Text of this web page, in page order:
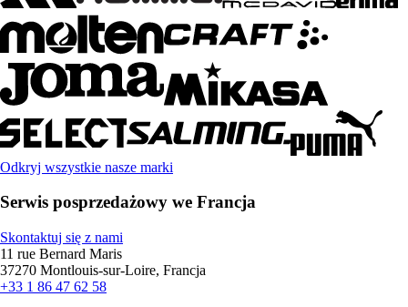
Odkryj wszystkie nasze marki
Serwis posprzedażowy we Francja
Skontaktuj się z nami
11 rue Bernard Maris
37270 Montlouis-sur-Loire, Francja
+33 1 86 47 62 58